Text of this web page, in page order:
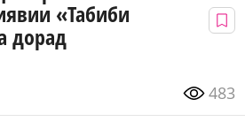
«Табиби
дорад
483